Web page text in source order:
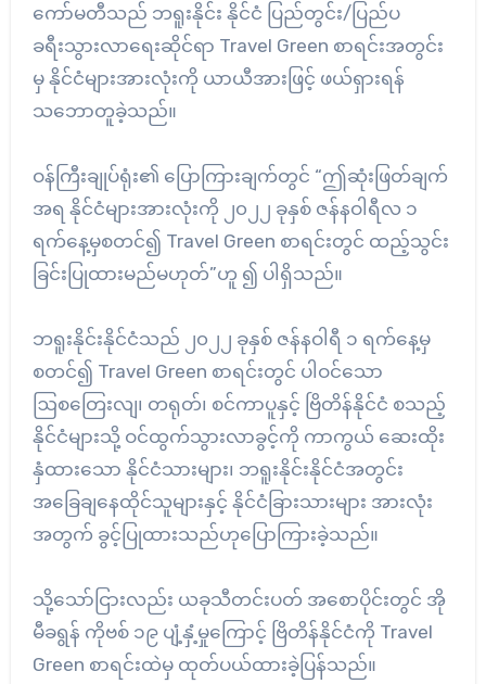
ကော်မတီသည် ဘရူးနိုင်း နိုင်ငံ ပြည်တွင်း/ပြည်ပ
ခရီးသွားလာရေးဆိုင်ရာ Travel Green စာရင်းအတွင်း
မှ နိုင်ငံများအားလုံးကို ယာယီအားဖြင့် ဖယ်ရှားရန်
သဘောတူခဲ့သည်။
ဝန်ကြီးချုပ်ရုံး၏ ပြောကြားချက်တွင် “ဤဆုံးဖြတ်ချက်
အရ နိုင်ငံများအားလုံးကို ၂၀၂၂ ခုနှစ် ဇန်နဝါရီလ ၁
ရက်နေ့မှစတင်၍ Travel Green စာရင်းတွင် ထည့်သွင်း
ခြင်းပြုထားမည်မဟုတ်”ဟူ ၍ ပါရှိသည်။
ဘရူးနိုင်းနိုင်ငံသည် ၂၀၂၂ ခုနှစ် ဇန်နဝါရီ ၁ ရက်နေ့မှ
စတင်၍ Travel Green စာရင်းတွင် ပါဝင်သော
ဩစတြေးလျ၊ တရုတ်၊ စင်ကာပူနှင့် ဗြိတိန်နိုင်ငံ စသည့်
နိုင်ငံများသို့ ဝင်ထွက်သွားလာခွင့်ကို ကာကွယ် ဆေးထိုး
နှံထားသော နိုင်ငံသားများ၊ ဘရူးနိုင်းနိုင်ငံအတွင်း
အခြေချနေထိုင်သူများနှင့် နိုင်ငံခြားသားများ အားလုံး
အတွက် ခွင့်ပြုထားသည်ဟုပြောကြားခဲ့သည်။
သို့သော်ငြားလည်း ယခုသီတင်းပတ် အစောပိုင်းတွင် အို
မီခရွန် ကိုဗစ် ၁၉ ပျံ့နှံ့မှုကြောင့် ဗြိတိန်နိုင်ငံကို Travel
Green စာရင်းထဲမှ ထုတ်ပယ်ထားခဲ့ပြန်သည်။